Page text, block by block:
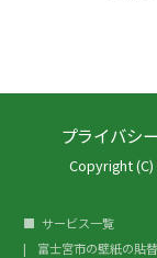
プライバシ
Copyright
サービス一覧
富士宮市の壁紙の貼